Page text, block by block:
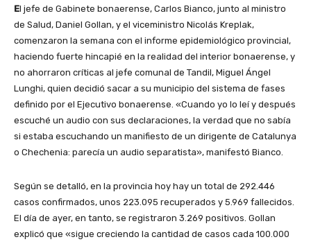
El jefe de Gabinete bonaerense, Carlos Bianco, junto al ministro
de Salud, Daniel Gollan, y el viceministro Nicolás Kreplak,
comenzaron la semana con el informe epidemiológico provincial,
haciendo fuerte hincapié en la realidad del interior bonaerense, y
no ahorraron críticas al jefe comunal de Tandil, Miguel Ángel
Lunghi, quien decidió sacar a su municipio del sistema de fases
definido por el Ejecutivo bonaerense. «Cuando yo lo leí y después
escuché un audio con sus declaraciones, la verdad que no sabía
si estaba escuchando un manifiesto de un dirigente de Catalunya
o Chechenia: parecía un audio separatista», manifestó Bianco.
Según se detalló, en la provincia hoy hay un total de 292.446
casos confirmados, unos 223.095 recuperados y 5.969 fallecidos.
El día de ayer, en tanto, se registraron 3.269 positivos. Gollan
explicó que «sigue creciendo la cantidad de casos cada 100.000